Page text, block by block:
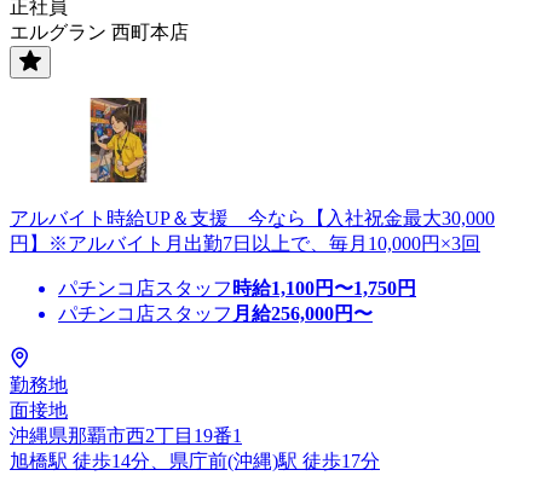
正社員
エルグラン 西町本店
アルバイト時給UP＆支援 今なら【入社祝金最大30,000
円】※アルバイト月出勤7日以上で、毎月10,000円×3回
パチンコ店スタッフ 時給1,100円〜1,750円
パチンコ店スタッフ 月給256,000円〜
勤務地
面接地
沖縄県那覇市西2丁目19番1
旭橋駅 徒歩14分、県庁前(沖縄)駅 徒歩17分